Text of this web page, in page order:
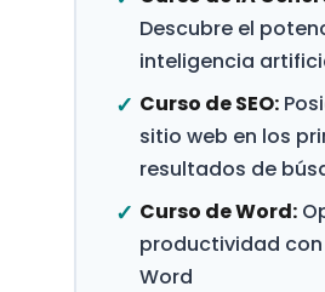
Descubre el
inteligencia
Curso de SEO:
sitio web en los
resultados de
Curso de Word:
productividad
Word